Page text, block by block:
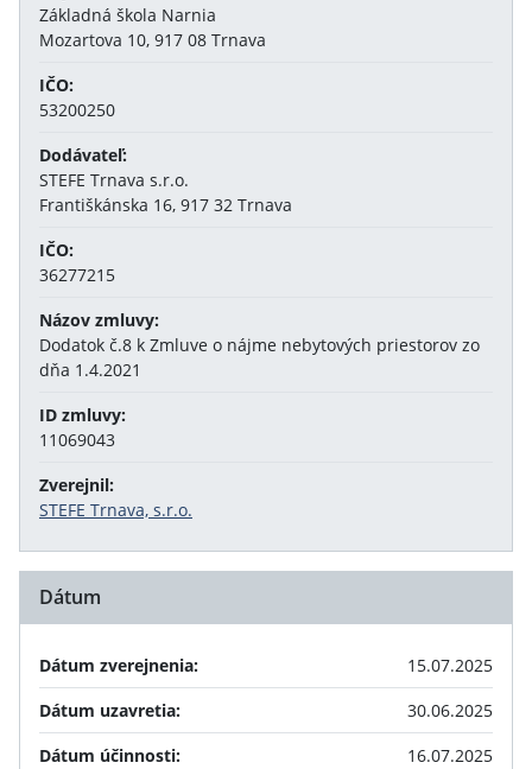
Základná škola Narnia
Mozartova 10, 917 08 Trnava
IČO:
53200250
Dodávateľ:
STEFE Trnava s.r.o.
Františkánska 16, 917 32 Trnava
IČO:
36277215
Názov zmluvy:
Dodatok č.8 k Zmluve o nájme nebytových priestorov zo
dňa 1.4.2021
ID zmluvy:
11069043
Zverejnil:
STEFE Trnava, s.r.o.
Dátum
Dátum zverejnenia:
15.07.2025
Dátum uzavretia:
30.06.2025
Dátum účinnosti:
16.07.2025